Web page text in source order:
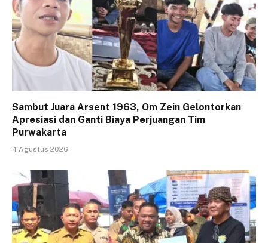
Sambut Juara Arsent 1963, Om Zein Gelontorkan
Apresiasi dan Ganti Biaya Perjuangan Tim
Purwakarta
4 Agustus 2026